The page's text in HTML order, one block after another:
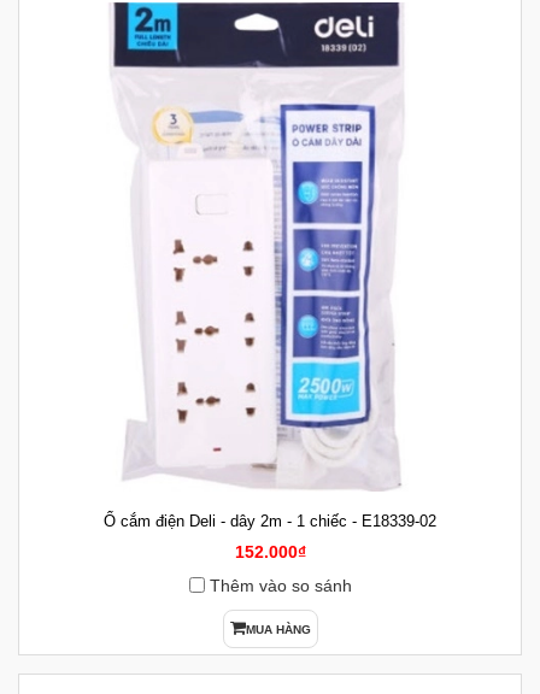
Ổ cắm điện Deli - dây 2m - 1 chiếc - E18339-02
152.000₫
Thêm vào so sánh
MUA HÀNG